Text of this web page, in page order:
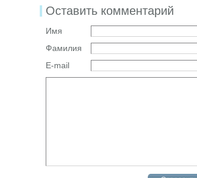
Оставить комментарий
Имя
Фамилия
E-mail